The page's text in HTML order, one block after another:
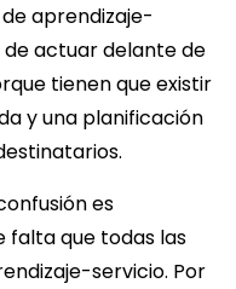
aprendizaje-
actuar delante de
tienen que existir
y una planificación
es
falta que todas las
servicio. Por